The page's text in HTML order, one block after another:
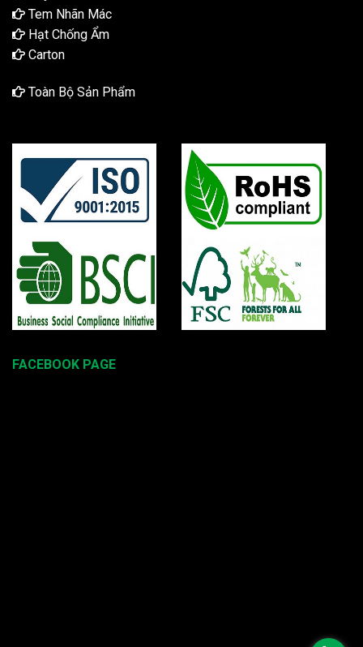
Tem Nhãn Mác
Hạt Chống Ẩm
Carton
Toàn Bộ Sản Phẩm
FACEBOOK PAGE